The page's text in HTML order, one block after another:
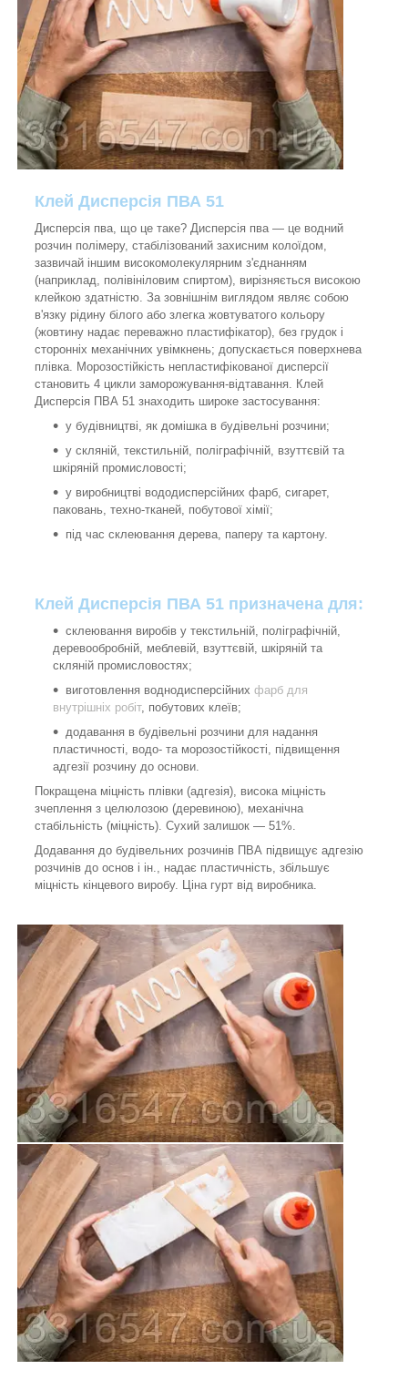
Клей Дисперсія ПВА 51
Дисперсія пва, що це таке? Дисперсія пва — це водний
розчин полімеру, стабілізований захисним колоїдом,
зазвичай іншим високомолекулярним з'єднанням
(наприклад, полівініловим спиртом), вирізняється високою
клейкою здатністю. За зовнішнім виглядом являє собою
в'язку рідину білого або злегка жовтуватого кольору
(жовтину надає переважно пластифікатор), без грудок і
сторонніх механічних увімкнень; допускається поверхнева
плівка. Морозостійкість непластифікованої дисперсії
становить 4 цикли заморожування-відтавання. Клей
Дисперсія ПВА 51 знаходить широке застосування:
у будівництві, як домішка в будівельні розчини;
у скляній, текстильній, поліграфічній, взуттєвій та
шкіряній промисловості;
у виробництві вододисперсійних фарб, сигарет,
паковань, техно-тканей, побутової хімії;
під час склеювання дерева, паперу та картону.
Клей Дисперсія ПВА 51 призначена для:
склеювання виробів у текстильній, поліграфічній,
деревообробній, меблевій, взуттєвій, шкіряній та
скляній промисловостях;
виготовлення воднодисперсійних фарб для
внутрішніх робіт, побутових клеїв;
додавання в будівельні розчини для надання
пластичності, водо- та морозостійкості, підвищення
адгезії розчину до основи.
Покращена міцність плівки (адгезія), висока міцність
зчеплення з целюлозою (деревиною), механічна
стабільність (міцність). Сухий залишок — 51%.
Додавання до будівельних розчинів ПВА підвищує адгезію
розчинів до основ і ін., надає пластичність, збільшує
міцність кінцевого виробу. Ціна гурт від виробника.